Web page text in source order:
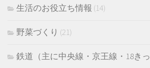
生活のお役立ち情報 (14)
野菜づくり (21)
鉄道（主に中央線・京王線・18きっ